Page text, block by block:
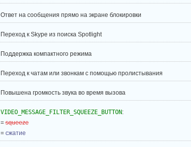
Ответ на сообщения прямо на экране блокировки
Переход к Skype из поиска Spotlight
Поддержка компактного режима
Переход к чатам или звонкам с помощью пролистывания
Повышена громкость звука во время вызова
VIDEO_MESSAGE_FILTER_SQUEEZE_BUTTON:
=squeeze
= сжатие